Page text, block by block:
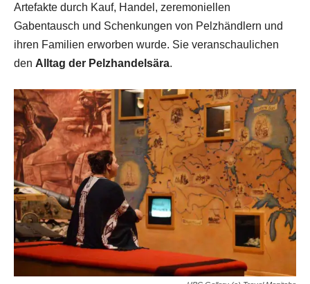
Artefakte durch Kauf, Handel, zeremoniellen
Gabentausch und Schenkungen von Pelzhändlern und
ihren Familien erworben wurde. Sie veranschaulichen
den Alltag der Pelzhandelsära.